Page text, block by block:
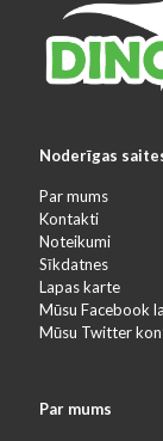
Noderīgas
Par mums
Kontakti
Noteikumi
Sīkdatnes
Lapas karte
Mūsu Facebook
Mūsu Twitter
Par mums